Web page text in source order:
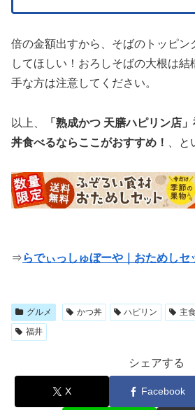
倍の金額出すから、そばのトッピン
してほしい！おろしそばの大根は
手な方は注意してください。
以上、
「熟成かつ 天膳ハピリン店
丼食べるならここがおすすめ！
、
⇒らでぃっしゅぼーや｜おためしセ
グルメ かつ丼 ハピリン 主
福井
シェアする
X Facebook